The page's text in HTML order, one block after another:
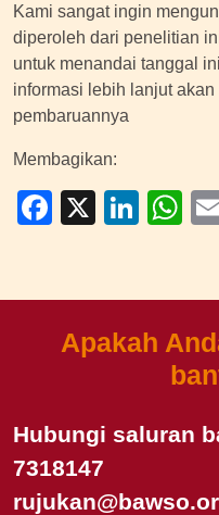
Kami sangat ingin
diperoleh dari penelitian
untuk menandai tanggal
informasi lebih lanjut
pembaruannya
Membagikan:
Facebook
X
Apakah
Hubungi saluran
7318147